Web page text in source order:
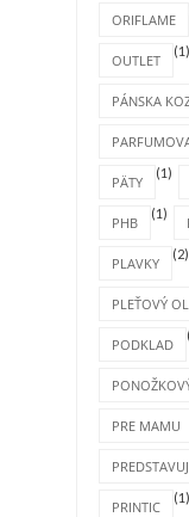
ORIFLAME
OUTLET
(1)
PÁNSKA
PÄTY
(1)
PHB
(1)
PLAVKY
(2)
PLEŤOVÝ
PODKLAD
PRE MAMU
PRINTIC
(1)